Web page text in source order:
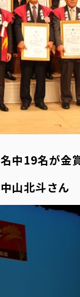
中19名が金
山北斗さん